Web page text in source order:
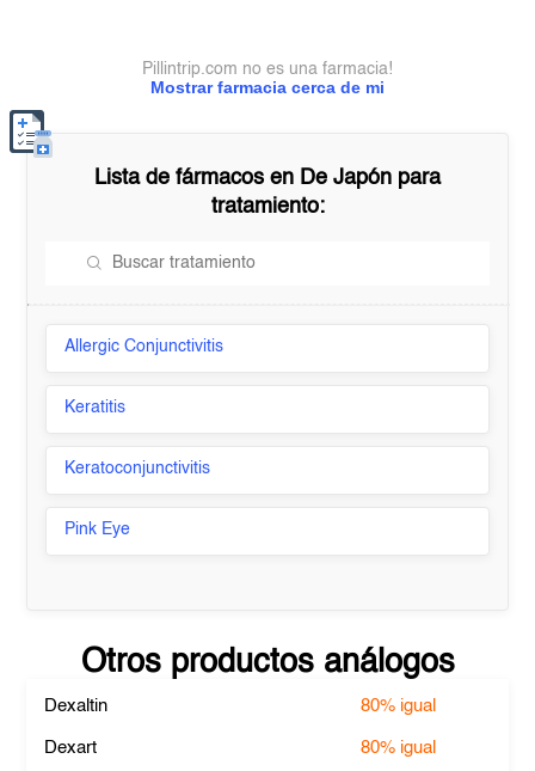
Mostrar farmacia cerca de mi
Pillintrip.com no es una farmacia!
Lista de fármacos en De Japón para
tratamiento:
Allergic Conjunctivitis
Keratitis
Keratoconjunctivitis
Pink Eye
Otros productos análogos
Dexaltin 80% igual
Dexart 80% igual